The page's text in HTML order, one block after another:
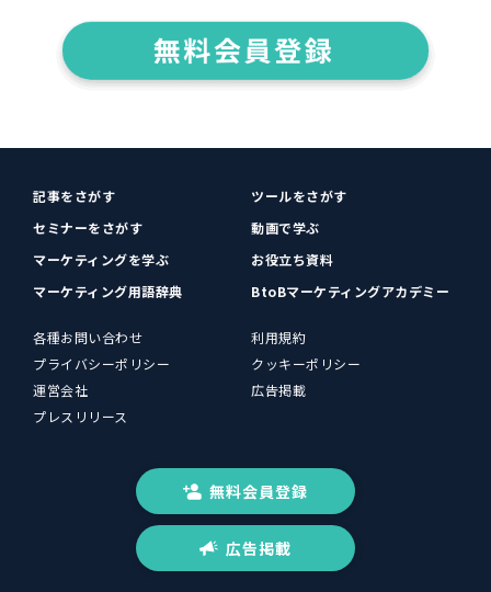
記事をさがす
ツールをさがす
セミナーをさがす
動画で学ぶ
マーケティングを学ぶ
お役立ち資料
マーケティング用語辞典
BtoBマーケティングアカデミー
各種お問い合わせ
利用規約
プライバシーポリシー
クッキーポリシー
運営会社
広告掲載
プレスリリース
無料会員登録
広告掲載